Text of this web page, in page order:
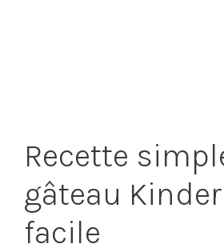
Recette
gâteau
facile